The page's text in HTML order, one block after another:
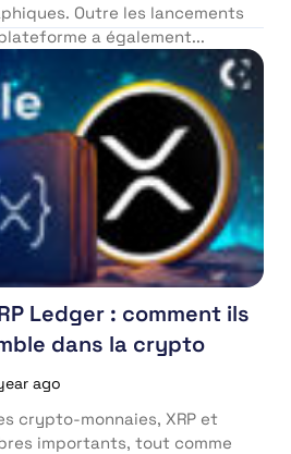
Outre les lancements
a également...
Ledger : comment ils
dans la crypto
ago
crypto-monnaies, XRP et
importants, tout comme